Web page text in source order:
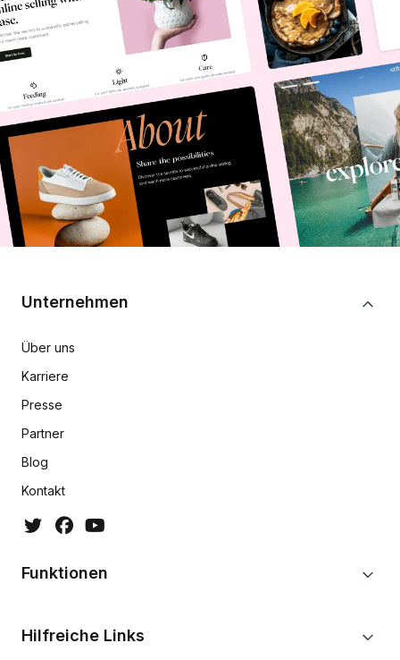
Unternehmen
Über uns
Karriere
Presse
Partner
Blog
Kontakt
Funktionen
Hilfreiche Links